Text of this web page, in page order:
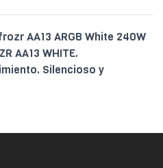
AA13 ARGB White 240W
AA13 WHITE.
Silencioso y